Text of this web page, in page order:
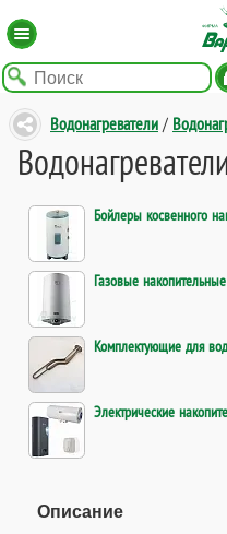
Водонагреватели /
Бойлеры косвенного
Газовые накопительные
Комплектующие для
Электрические
Описание